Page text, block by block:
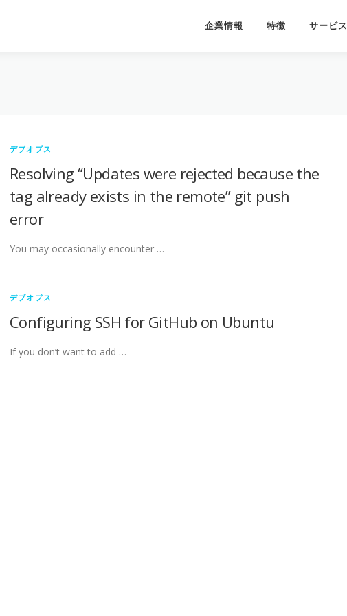
企業情報 特徴 サービス
デブオプス
Resolving “Updates were rejected because the
tag already exists in the remote” git push
error
You may occasionally encounter …
デブオプス
Configuring SSH for GitHub on Ubuntu
If you don’t want to add …